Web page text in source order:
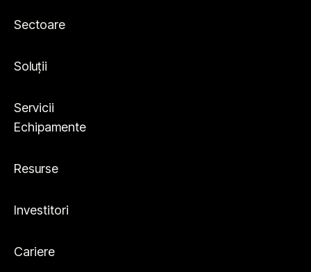
Sectoare
Soluții
Servicii
Echipamente
Resurse
Investitori
Cariere